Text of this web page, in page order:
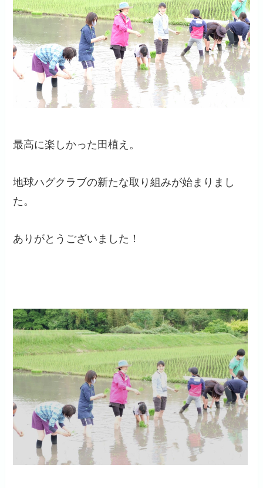
最高に楽しかった田植え。
地球ハグクラブの新たな取り組みが始まりまし
た。
ありがとうございました！